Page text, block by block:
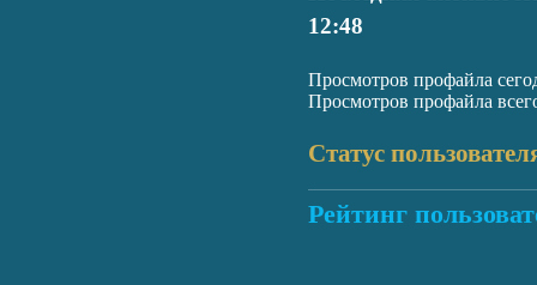
12:48
Просмотров профайла
Просмотров профайла
Статус
Рейтинг